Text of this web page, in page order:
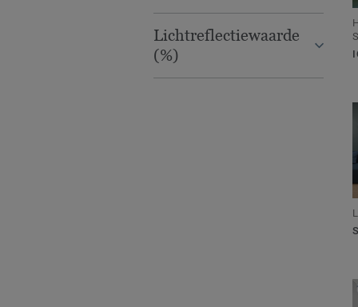
Lichtreflectiewaarde
(%)